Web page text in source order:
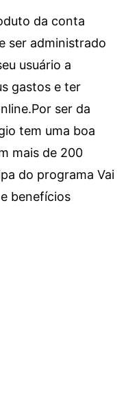
da conta
ser administrado
usuário a
gastos e ter
Por ser da
tem uma boa
mais de 200
do programa Vai
benefícios